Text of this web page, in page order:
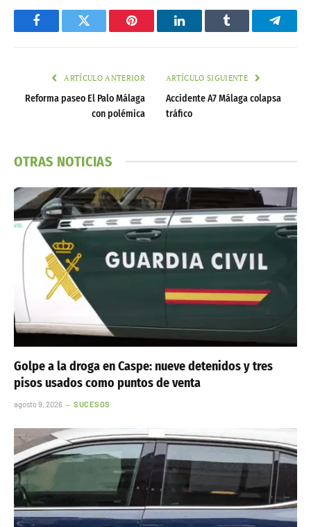
FacebookTwitter Pinterest LinkedInTumblr
ARTÍCULO ANTERIOR
Reforma paseo El Palo Málaga
con polémica
ARTÍCULO SIGUIENTE
Accidente A7 Málaga colapsa
tráfico
OTRAS NOTICIAS
Golpe a la droga en Caspe: nueve detenidos y tres
pisos usados como puntos de venta
agosto 9, 2026 SUCESOS